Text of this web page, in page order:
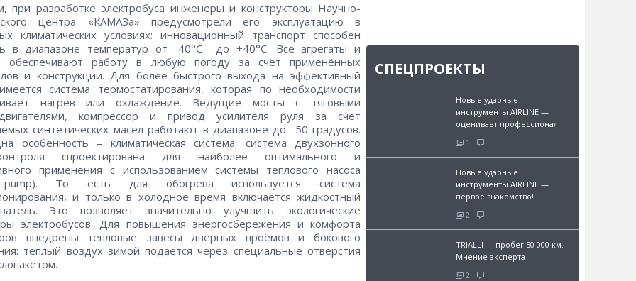
при разработке электробуса инженеры и конструкторы Научно-
центра «КАМАЗа» предусмотрели его эксплуатацию в
климатических условиях: инновационный транспорт способен
в диапазоне температур от -40°С до +40°С. Все агрегаты и
обеспечивают работу в любую погоду за счёт применённых
и конструкции. Для более быстрого выхода на эффективный
система термостатирования, которая по необходимости
нагрев или охлаждение. Ведущие мосты с тяговыми
компрессор и привод усилителя руля за счет
синтетических масел работают в диапазоне до -50 градусов.
особенность – климатическая система: система двухзонного
контроля спроектирована для наиболее оптимального и
применения с использованием системы теплового насоса
То есть для обогрева используется система
и только в холодное время включается жидкостный
Это позволяет значительно улучшить экологические
электробусов. Для повышения энергосбережения и комфорта
внедрены тепловые завесы дверных проёмов и бокового
тёплый воздух зимой подаётся через специальные отверстия
СПЕЦПРОЕКТЫ
Новые ударные
инструменты AIRLINE —
оценивает профессионал!
1
Новые ударные
инструменты AIRLINE —
первое знакомство!
2
TRIALLI — пробег 50 000 км.
Мнение эксперта
2